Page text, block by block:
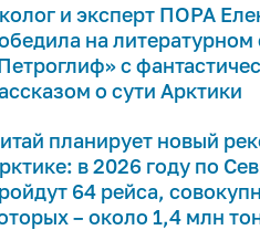
и эксперт ПОРА
на литературном
с
о сути Арктики
планирует новый
в 2026 году по
64 рейса,
– около 1,4 млн